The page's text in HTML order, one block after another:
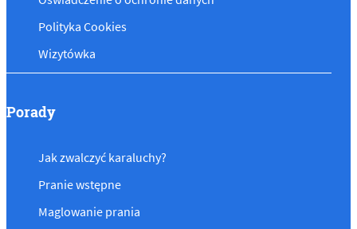
Polityka Cookies
Wizytówka
Porady
Jak zwalczyć karaluchy?
Pranie wstępne
Maglowanie prania